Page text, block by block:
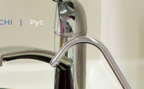
Рус
0